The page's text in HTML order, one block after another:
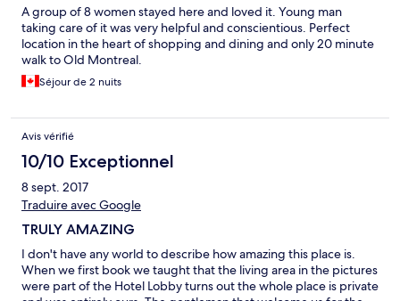
A group of 8 women stayed here and loved it. Young man
taking care of it was very helpful and conscientious. Perfect
location in the heart of shopping and dining and only 20 minute
walk to Old Montreal.
Séjour de 2 nuits
Avis vérifié
10/10 Exceptionnel
8 sept. 2017
Traduire avec Google
TRULY AMAZING
I don't have any world to describe how amazing this place is.
When we first book we taught that the living area in the pictures
were part of the Hotel Lobby turns out the whole place is private